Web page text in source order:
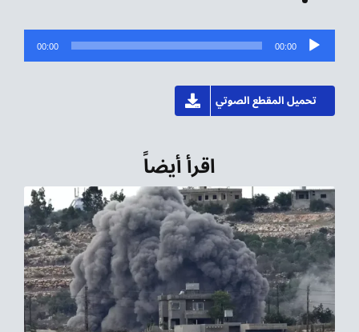
مشغل
الصوت
00:00
00:00
تحميل المقطع الصوتي
اقرأ أيضاً